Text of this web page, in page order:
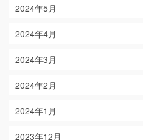
2024年5月
2024年4月
2024年3月
2024年2月
2024年1月
2023年12月